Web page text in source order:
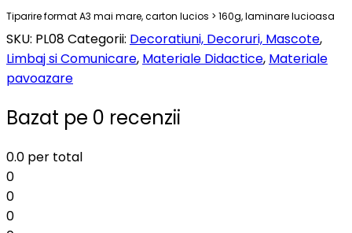
Tiparire format A3 mai mare, carton lucios > 160g, laminare lucioasa
SKU: PL08Categorii: Decoratiuni, Decoruri, Mascote,
Limbaj si Comunicare, Materiale Didactice, Materiale
pavoazare
Bazat pe 0 recenzii
0.0 per total
0
0
0